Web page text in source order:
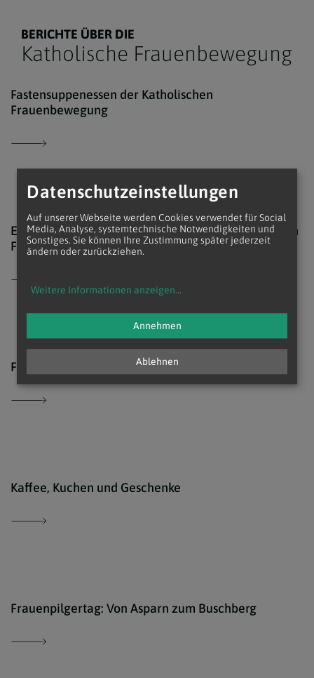
BERICHTE ÜBER DIE
Katholische Frauenbewegung
Fastensuppenessen der Katholischen
Frauenbewegung
Einladung zum Fastensuppenessen der Katholischen
Frauenbewegung
Frauenbewegung gestaltete Roratemesse
Kaffee, Kuchen und Geschenke
Frauenpilgertag: Von Asparn zum Buschberg
Datenschutzeinstellungen
Auf unserer Webseite werden Cookies verwendet für Social
Media, Analyse, systemtechnische Notwendigkeiten und
Sonstiges. Sie können Ihre Zustimmung später jederzeit
ändern oder zurückziehen.
Weitere Informationen anzeigen...
Ablehnen
Annehmen